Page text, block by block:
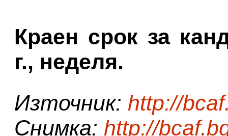
Краен срок за
г., неделя.
Източник: http://
Снимка: http://